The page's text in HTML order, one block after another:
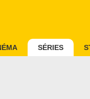
SÉRIES